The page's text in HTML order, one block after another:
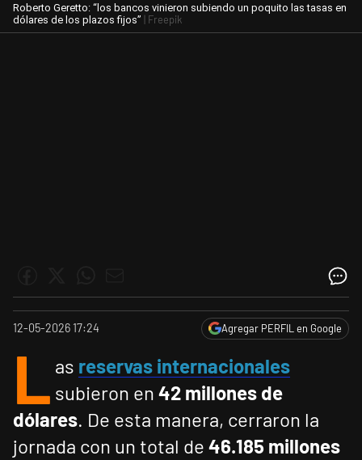
Roberto Geretto: “los bancos vinieron subiendo un poquito las tasas en
dólares de los plazos fijos” | Freepik
12-05-2026 17:24 Agregar PERFIL en Google
L as reservas internacionales
subieron en 42 millones de
dólares. De esta manera, cerraron la
jornada con un total de 46.185 millones